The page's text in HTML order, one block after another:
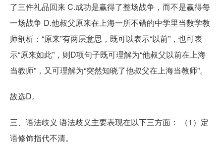
了三件礼品回来 C.成功是赢得了整场战争，而不是赢得每
一场战争 D.他叔父原来在上海一所不错的中学里当数学教
师剖析：“原来”有两层意思，既可以表示“以前”，也可表
示“原来如此”，则D项句子既可理解为“他叔父以前在上海
当教师”，又可理解为“突然知晓了他叔父在上海当教师”。
故选D。
三、语法歧义 语法歧义主要表现在以下三方面： （1）定
语修饰指代不清。